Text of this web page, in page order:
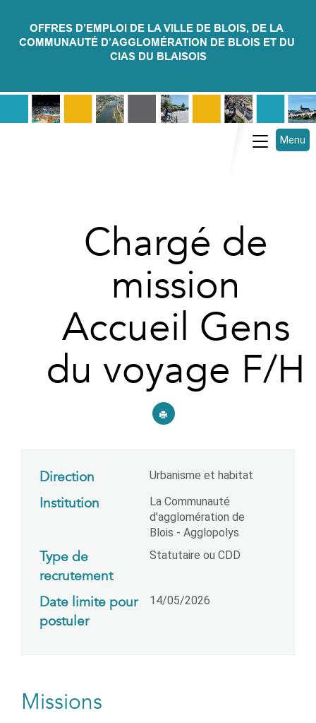
OFFRES D’EMPLOI DE LA VILLE DE BLOIS, DE LA
COMMUNAUTÉ D’AGGLOMÉRATION DE BLOIS ET DU
CIAS DU BLAISOIS
Toggle
Menu
Chargé de
mission
Accueil Gens
du voyage F/H
Direction Urbanisme et habitat
Institution
La Communauté
d'agglomération de
Blois - Agglopolys
Type de
recrutement
Statutaire ou CDD
Date limite pour
postuler
14/05/2026
Missions